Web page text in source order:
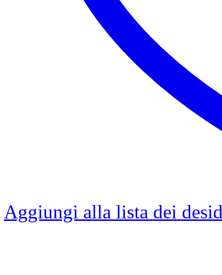
Aggiungi alla lista dei